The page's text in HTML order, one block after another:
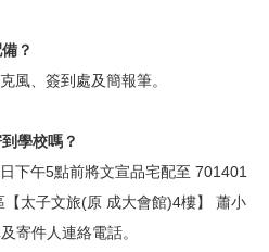
？
風、簽到處及簡報筆。
學校嗎？
下午5點前將文宣品宅配至 701401
太子文旅(原 成大會館)4樓】 蕭小
寄件人連絡電話。